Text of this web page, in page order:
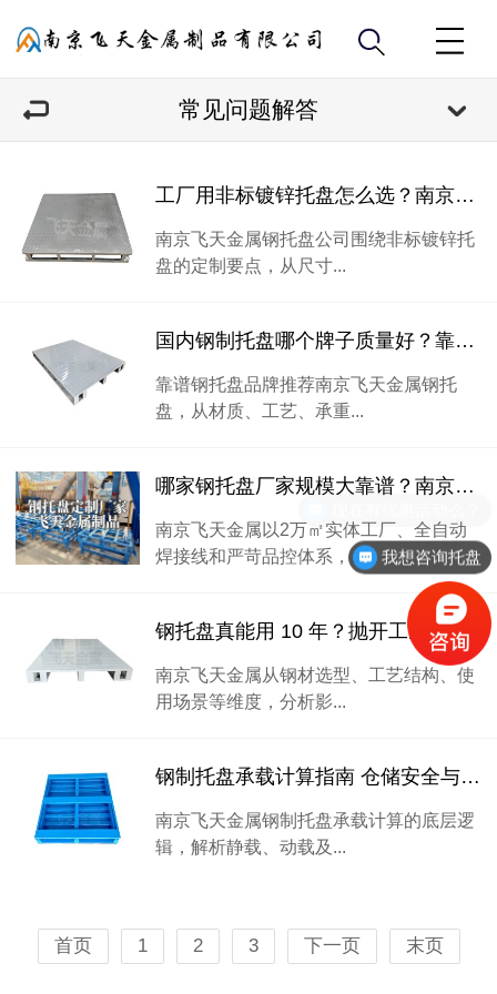
常见问题解答
工厂用非标镀锌托盘怎么选？南京飞天金属分享定制经验
南京飞天金属钢托盘公司围绕非标镀锌托
盘的定制要点，从尺寸...
国内钢制托盘哪个牌子质量好？靠谱钢托盘品牌选购指南
靠谱钢托盘品牌推荐南京飞天金属钢托
盘，从材质、工艺、承重...
哪家钢托盘厂家规模大靠谱？南京飞天金属用自有工厂给出答案
南京飞天金属以2万㎡实体工厂、全自动
焊接线和严苛品控体系，...
钢托盘真能用 10 年？抛开工况谈寿命，都是不专业的
南京飞天金属从钢材选型、工艺结构、使
用场景等维度，分析影...
钢制托盘承载计算指南 仓储安全与载重核定方法论
南京飞天金属钢制托盘承载计算的底层逻
辑，解析静载、动载及...
首页 1 2 3 下一页 末页
我想咨询托盘